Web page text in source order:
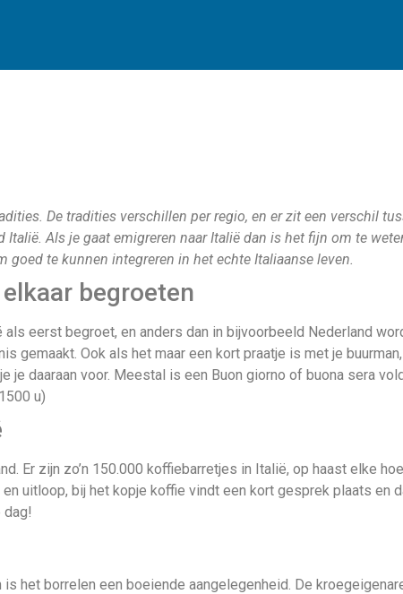
De tradities verschillen per regio, en er zit een verschil
Italië. Als je gaat emigreren naar Italië dan is het fijn om te
goed te kunnen integreren in het echte Italiaanse leven.
begroeten
eerst begroet, en anders dan in bijvoorbeeld Nederland
gemaakt. Ook als het maar een kort praatje is met je
je daaraan voor. Meestal is een Buon giorno of buona sera
u)
Er zijn zo’n 150.000 koffiebarretjes in Italië, op haast elke
uitloop, bij het kopje koffie vindt een kort gesprek plaats en
dag!
is het borrelen een boeiende aangelegenheid. De